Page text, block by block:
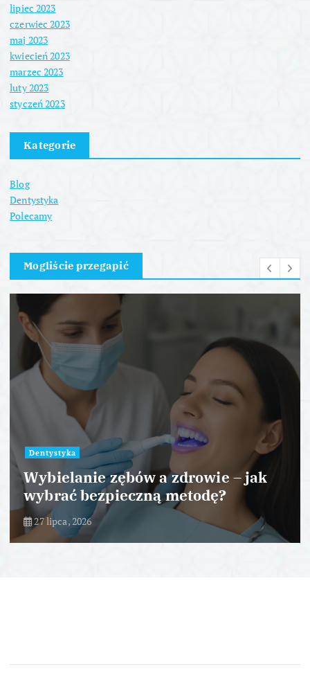
lipiec 2023
czerwiec 2023
maj 2023
kwiecień 2023
marzec 2023
luty 2023
styczeń 2023
Kategorie
Blog
Dentystyka
Polecamy
Mogliście przegapić
Dentystyka
Wybielanie zębów a zdrowie – jak
wybrać bezpieczną metodę?
27 lipca, 2026